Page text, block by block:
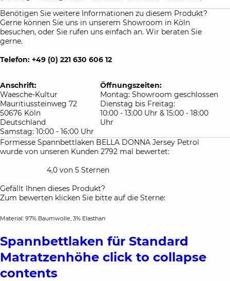
Benötigen Sie weitere Informationen zu diesem Produkt?
Gerne können Sie uns in unserem Showroom in Köln
besuchen, oder Sie rufen uns einfach an. Wir beraten Sie
gerne.
Telefon: +49 (0) 221 630 606 12
Anschrift:
Waesche-Kultur
Mauritiussteinweg 72
50676 Köln
Deutschland
Öffnungszeiten:
Montag: Showroom geschlossen
Dienstag bis Freitag:
10:00 - 13:00 Uhr & 15:00 - 18:00
Uhr
Samstag: 10:00 - 16:00 Uhr
Formesse Spannbettlaken BELLA DONNA Jersey Petrol
wurde von unseren Kunden 2792 mal bewertet:
4,0 von 5 Sternen
Gefällt Ihnen dieses Produkt?
Zum bewerten klicken Sie bitte auf die Sterne:
Material: 97% Baumwolle, 3% Elasthan
Spannbettlaken für Standard
Matratzenhöhe click to collapse
contents